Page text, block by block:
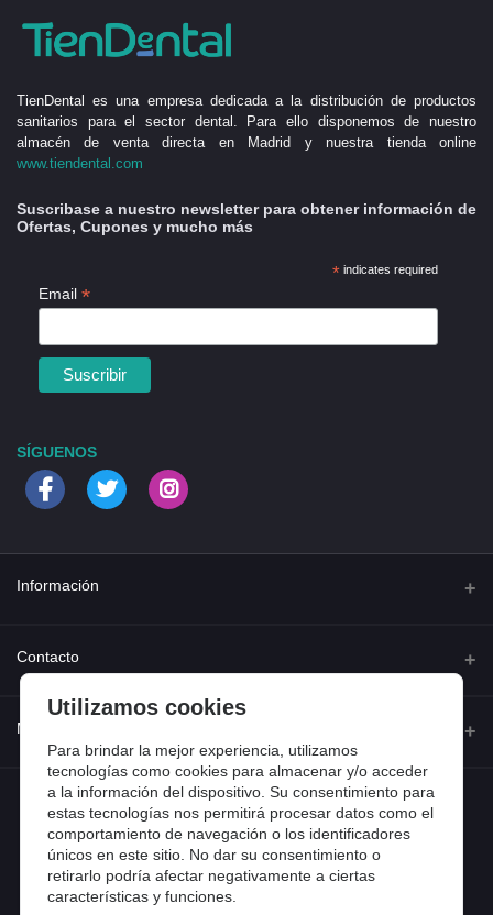
TienDental es una empresa dedicada a la distribución de productos
sanitarios para el sector dental. Para ello disponemos de nuestro
almacén de venta directa en Madrid y nuestra tienda online
www.tiendental.com
Suscribase a nuestro newsletter para obtener información de
Ofertas, Cupones y mucho más
*indicates required
Email *
SÍGUENOS
Información
Quienes somos
Preguntas frecuentes
Entradas de blog
Contacto
Calle Ferraz 42, Madrid
Teléfono
918 13 81 81
Email
info@tiendental.com
Mi cuenta
Iniciar sesión
Historial de pedidos
Mi lista de compra
Utilizamos cookies
Para brindar la mejor experiencia, utilizamos
tecnologías como cookies para almacenar y/o acceder
a la información del dispositivo. Su consentimiento para
estas tecnologías nos permitirá procesar datos como el
comportamiento de navegación o los identificadores
únicos en este sitio. No dar su consentimiento o
retirarlo podría afectar negativamente a ciertas
características y funciones.